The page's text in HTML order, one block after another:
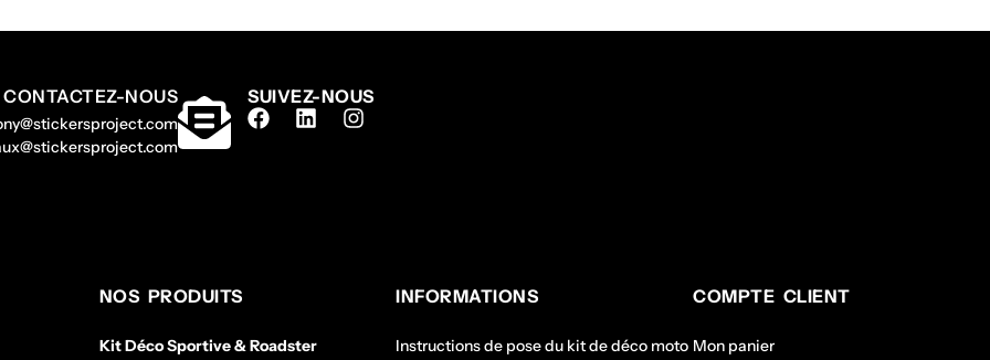
CONTACTEZ-NOUS SUIVEZ-NOUS
NOS PRODUITS
Kit Déco Sportive & Roadster
INFORMATIONS
Instructions de pose du kit de déco moto
COMPTE CLIENT
Mon panier